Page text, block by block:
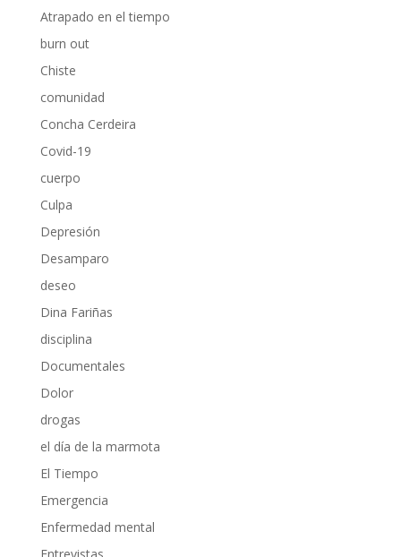
Atrapado en el tiempo
burn out
Chiste
comunidad
Concha Cerdeira
Covid-19
cuerpo
Culpa
Depresión
Desamparo
deseo
Dina Fariñas
disciplina
Documentales
Dolor
drogas
el día de la marmota
El Tiempo
Emergencia
Enfermedad mental